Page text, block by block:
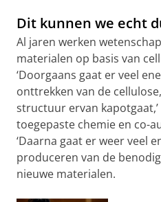
Dit kunnen we echt
Al jaren werken
materialen op basis van
‘Doorgaans gaat er veel
onttrekken van de
structuur ervan
toegepaste chemie en co-
‘Daarna gaat er weer veel
produceren van de
nieuwe materialen.